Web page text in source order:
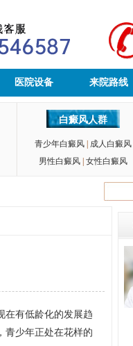
医院设备 来院路线
白癜风人群
青少年白癜风
成人白癜风
男性白癜风 女性白癜风
在有低龄化的发展趋
青少年正处在花样的